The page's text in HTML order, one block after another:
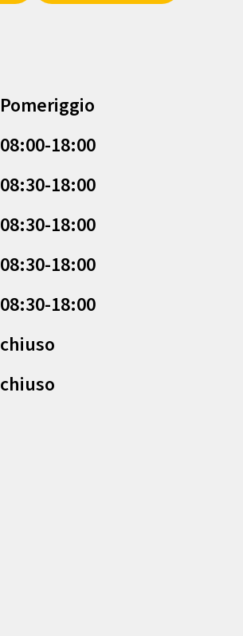
Pomeriggio
08:00-18:00
08:30-18:00
08:30-18:00
08:30-18:00
08:30-18:00
chiuso
chiuso